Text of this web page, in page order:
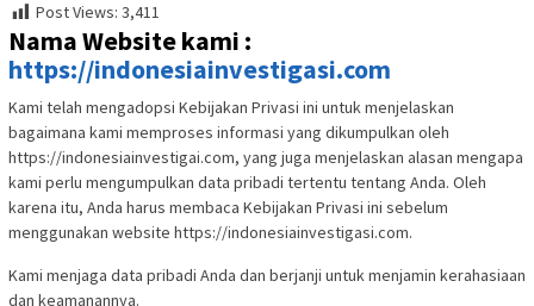
Post Views: 3,411
Nama Website kami :
https://indonesiainvestigasi.com
Kami telah mengadopsi Kebijakan Privasi ini untuk menjelaskan
bagaimana kami memproses informasi yang dikumpulkan oleh
https://indonesiainvestigai.com, yang juga menjelaskan alasan mengapa
kami perlu mengumpulkan data pribadi tertentu tentang Anda. Oleh
karena itu, Anda harus membaca Kebijakan Privasi ini sebelum
menggunakan website https://indonesiainvestigasi.com.
Kami menjaga data pribadi Anda dan berjanji untuk menjamin kerahasiaan
dan keamanannya.